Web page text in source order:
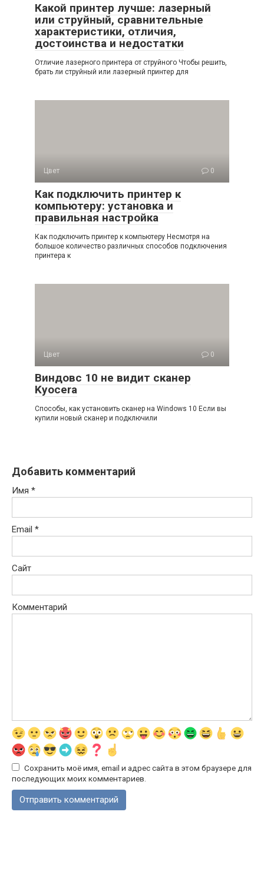
Какой принтер лучше: лазерный
или струйный, сравнительные
характеристики, отличия,
достоинства и недостатки
Отличие лазерного принтера от струйного Чтобы решить,
брать ли струйный или лазерный принтер для
Цвет 0
Как подключить принтер к
компьютеру: установка и
правильная настройка
Как подключить принтер к компьютеру Несмотря на
большое количество различных способов подключения
принтера к
Цвет 0
Виндовс 10 не видит сканер
Kyocera
Способы, как установить сканер на Windows 10 Если вы
купили новый сканер и подключили
Добавить комментарий
Имя *
Email *
Сайт
Комментарий
Сохранить моё имя, email и адрес сайта в этом браузере для
последующих моих комментариев.